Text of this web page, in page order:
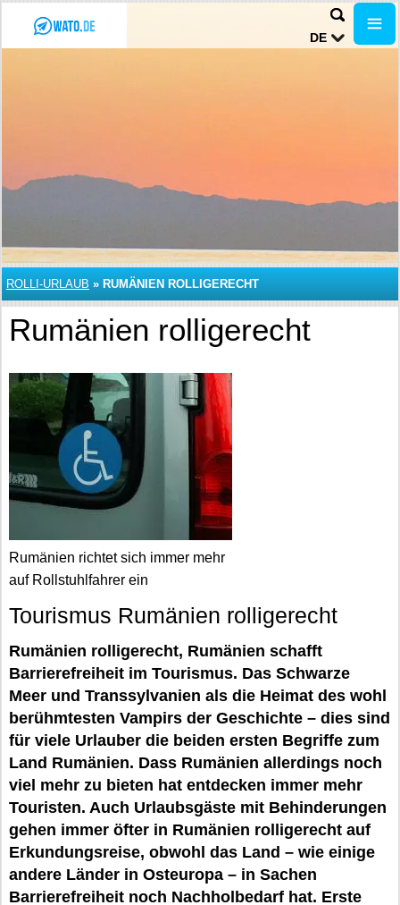
DE
ROLLI-URLAUB » RUMÄNIEN ROLLIGERECHT
Rumänien rolligerecht
Rumänien richtet sich immer mehr
auf Rollstuhlfahrer ein
Tourismus Rumänien rolligerecht
Rumänien rolligerecht, Rumänien schafft
Barrierefreiheit im Tourismus. Das Schwarze
Meer und Transsylvanien als die Heimat des wohl
berühmtesten Vampirs der Geschichte – dies sind
für viele Urlauber die beiden ersten Begriffe zum
Land Rumänien. Dass Rumänien allerdings noch
viel mehr zu bieten hat entdecken immer mehr
Touristen. Auch Urlaubsgäste mit Behinderungen
gehen immer öfter in Rumänien rolligerecht auf
Erkundungsreise, obwohl das Land – wie einige
andere Länder in Osteuropa – in Sachen
Barrierefreiheit noch Nachholbedarf hat. Erste